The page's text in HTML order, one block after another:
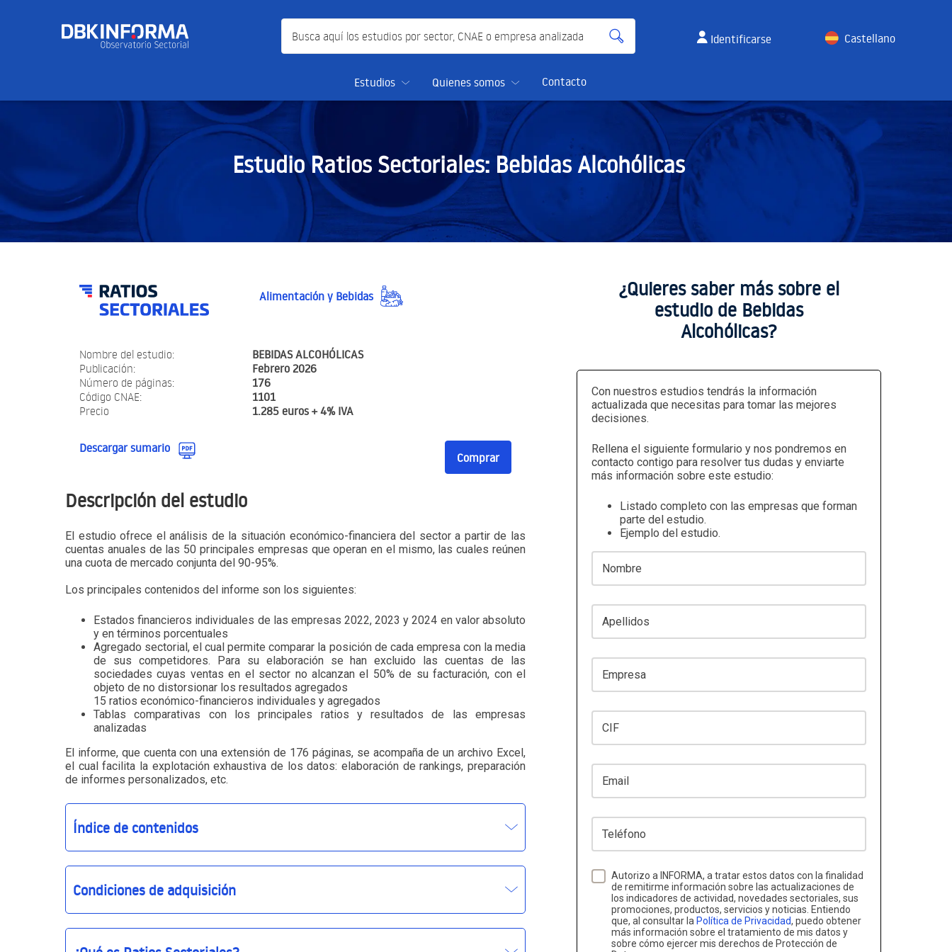
Identificarse
Castellano
Estudios
Quienes somos Contacto
Estudio Ratios Sectoriales: Bebidas Alcohólicas
Alimentación y Bebidas
Nombre del estudio:
BEBIDAS ALCOHÓLICAS
Publicación:
Febrero 2026
Número de páginas:
176
Código CNAE:
1101
Precio
1.285 euros + 4% IVA
Descargar sumario
Comprar
Descripción del estudio
El estudio ofrece el análisis de la situación económico-financiera del sector a partir de las
cuentas anuales de las 50 principales empresas que operan en el mismo, las cuales reúnen
una cuota de mercado conjunta del 90-95%.
Los principales contenidos del informe son los siguientes:
Estados financieros individuales de las empresas 2022, 2023 y 2024 en valor absoluto
y en términos porcentuales
Agregado sectorial, el cual permite comparar la posición de cada empresa con la media
de sus competidores. Para su elaboración se han excluido las cuentas de las
sociedades cuyas ventas en el sector no alcanzan el 50% de su facturación, con el
objeto de no distorsionar los resultados agregados
15 ratios económico-financieros individuales y agregados
Tablas comparativas con los principales ratios y resultados de las empresas
analizadas
El informe, que cuenta con una extensión de 176 páginas, se acompaña de un archivo Excel,
el cual facilita la explotación exhaustiva de los datos: elaboración de rankings, preparación
de informes personalizados, etc.
Índice de contenidos
Condiciones de adquisición
¿Quieres saber más sobre el
estudio de Bebidas
Alcohólicas?
Con nuestros estudios tendrás la información
actualizada que necesitas para tomar las mejores
decisiones.
Rellena el siguiente formulario y nos pondremos en
contacto contigo para resolver tus dudas y enviarte
más información sobre este estudio:
Listado completo con las empresas que forman
parte del estudio.
Ejemplo del estudio.
Nombre
Apellidos
Empresa
CIF
Email
Teléfono
Autorizo a INFORMA, a tratar estos datos con la finalidad
de remitirme información sobre las actualizaciones de
los indicadores de actividad, novedades sectoriales, sus
promociones, productos, servicios y noticias. Entiendo
que, al consultar la Política de Privacidad, puedo obtener
más información sobre el tratamiento de mis datos y
sobre cómo ejercer mis derechos de Protección de